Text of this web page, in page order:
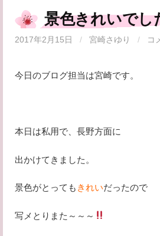
景色きれいでし
2017年2月15日 / 宮崎さゆり / コ
今日のブログ担当は宮崎です。
本日は私用で、長野方面に
出かけてきました。
景色がとっても きれいだったので
写メとりまた～～～